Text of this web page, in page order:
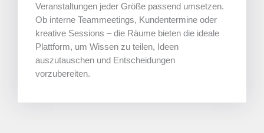
Veranstaltungen jeder Größe passend umsetzen.
Ob interne Teammeetings, Kundentermine oder
kreative Sessions – die Räume bieten die ideale
Plattform, um Wissen zu teilen, Ideen
auszutauschen und Entscheidungen
vorzubereiten.